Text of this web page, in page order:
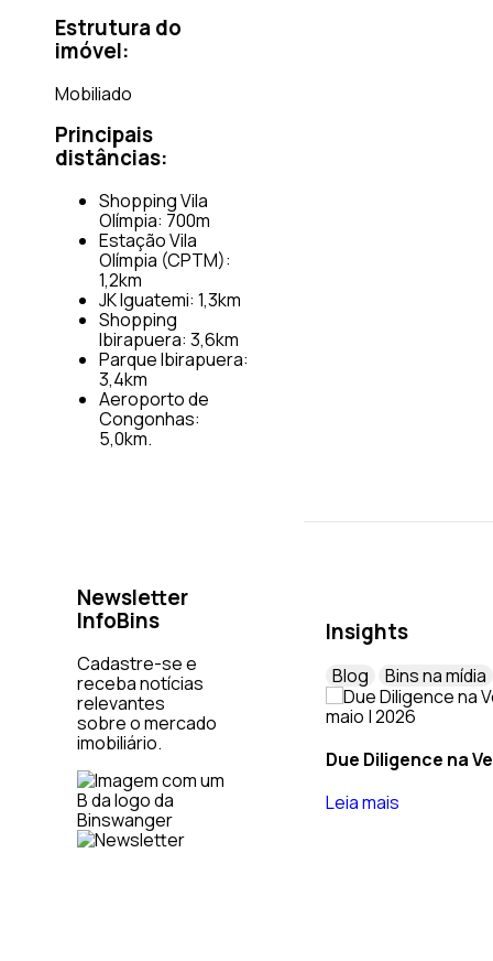
Estrutura do
imóvel:
Mobiliado
Principais
distâncias:
Shopping Vila
Olímpia: 700m
Estação Vila
Olímpia (CPTM):
1,2km
JK Iguatemi: 1,3km
Shopping
Ibirapuera: 3,6km
Parque Ibirapuera:
3,4km
Aeroporto de
Congonhas:
5,0km.
Newsletter
InfoBins
Cadastre-se e
receba notícias
relevantes
sobre o mercado
imobiliário.
Insights
Blog
Bins na mídia
maio | 2026
Due Diligence na
Leia mais